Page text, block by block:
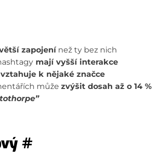
zapojenínež ty bez nich
mají vyšší interakce
vztahuje k nějaké značce
může zvýšit dosah až o 14 %
#